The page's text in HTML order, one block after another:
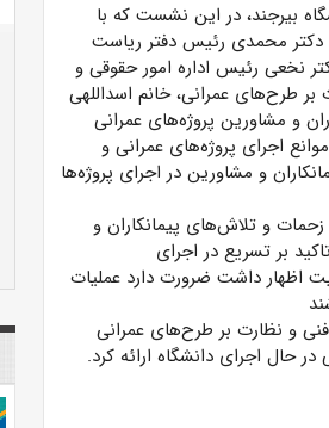
بیرجند، در این نشست که با
دکتر محمدی رئیس دفتر ریاست
نخعی رئیس اداره امور حقوقی و
طرح‌های عمرانی، خانم اسداللهی
و ‏مشاورین پروژه‌های عمرانی
اجرای پروژه‌های عمرانی و
و مشاورین در اجرای پروژه‌ها
و تلاش‌های پیمانکاران و
بر تسریع در اجرای
اظهار داشت ضرورت دارد عملیات
و نظارت بر طرح‌های عمرانی
حال ‏اجرای دانشگاه ارائه کرد.